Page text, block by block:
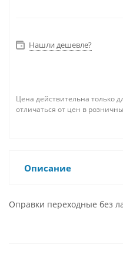
Нашли дешевле?
Цена действительна только
отличаться от цен в
Описание
Оправки переходные без